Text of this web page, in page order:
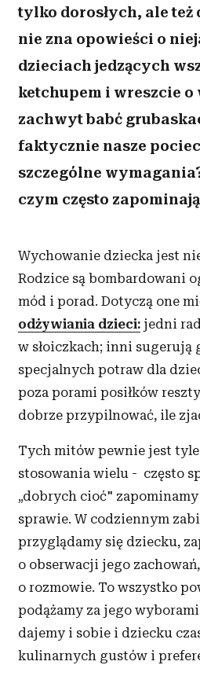
tylko dorosłych, ale też
nie zna opowieści o
dzieciach jedzących
ketchupem i wreszcie o
zachwyt babć
faktycznie nasze
szczególne
czym często
Wychowanie dziecka jest
Rodzice są bombardowani
mód i porad. Dotyczą one
odżywiania dzieci: jedni
w słoiczkach; inni sugerują
specjalnych potraw dla
poza porami posiłków
dobrze przypilnować, ile
Tych mitów pewnie jest
stosowania wielu - często
„dobrych cioć"
sprawie. W codziennym
przyglądamy się dziecku,
o obserwacji jego
o rozmowie. To wszystko
podążamy za jego
dajemy i sobie i dziecku
kulinarnych gustów i